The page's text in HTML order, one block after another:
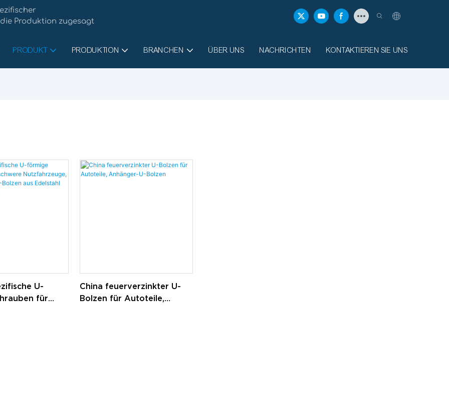
Produktion zugesagt
PRODUKT PRODUKTION BRANCHEN ÜBER UNS NACHRICHTEN KONTAKTIEREN SIE UNS
U-
für
China feuerverzinkter U-
Bolzen für Autoteile,